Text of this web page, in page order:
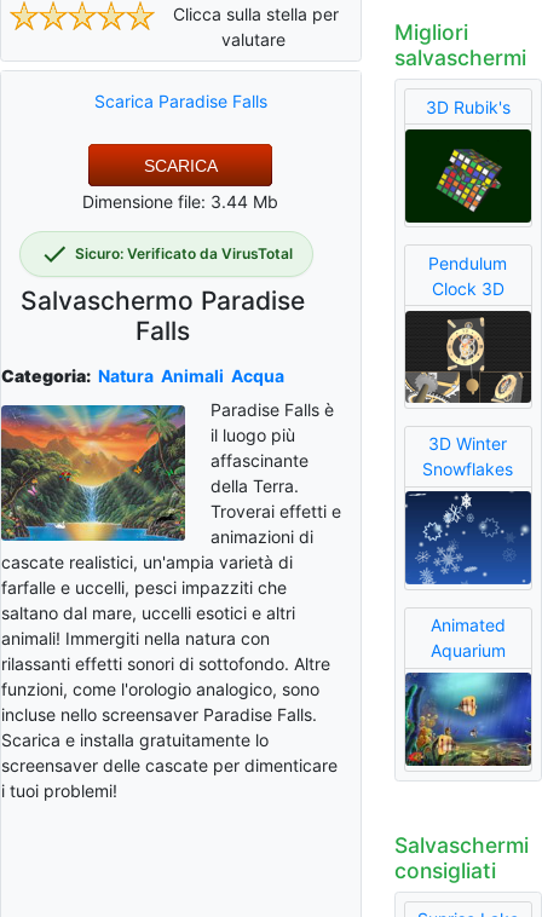
Clicca sulla stella per
valutare
Scarica Paradise Falls
SCARICA
Dimensione file: 3.44 Mb
Sicuro: Verificato da VirusTotal
Salvaschermo Paradise
Falls
Categoria: Natura Animali Acqua
Paradise Falls è
il luogo più
affascinante
della Terra.
Troverai effetti e
animazioni di
cascate realistici, un'ampia varietà di
farfalle e uccelli, pesci impazziti che
saltano dal mare, uccelli esotici e altri
animali! Immergiti nella natura con
rilassanti effetti sonori di sottofondo. Altre
funzioni, come l'orologio analogico, sono
incluse nello screensaver Paradise Falls.
Scarica e installa gratuitamente lo
screensaver delle cascate per dimenticare
i tuoi problemi!
Migliori
salvaschermi
3D Rubik's
Pendulum
Clock 3D
3D Winter
Snowflakes
Animated
Aquarium
Salvaschermi
consigliati